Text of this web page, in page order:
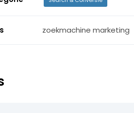
zoekmachine marketing